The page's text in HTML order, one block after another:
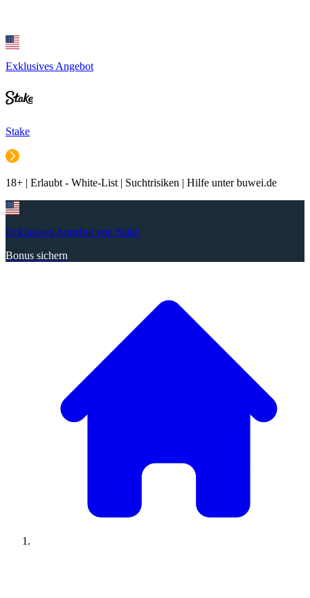
Exklusives Angebot
Stake
18+ | Erlaubt - White-List | Suchtrisiken | Hilfe unter buwei.de
Exklusives Angebot von Stake
Bonus sichern